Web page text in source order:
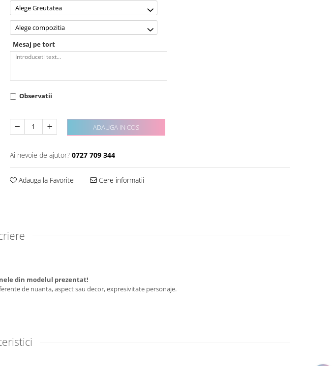
Alege Greutatea
Alege compozitia
Mesaj pe tort
Observatii
ADAUGA IN COS
Ai nevoie de ajutor? 0727 709 344
Adauga la Favorite Cere informatii
din modelul prezentat!
de nuanta, aspect sau decor, expresivitate personaje.